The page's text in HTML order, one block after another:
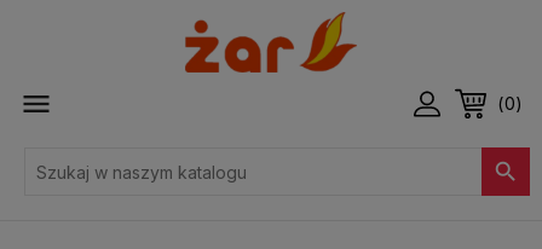
 (0)
